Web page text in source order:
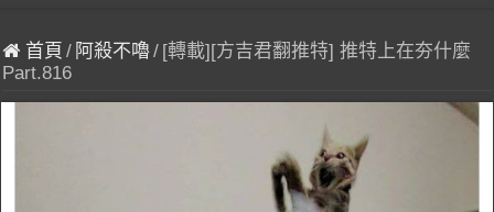
首頁 / 阿殺不嚕/ [轉載][方吉君翻推特] 推特上在夯什麼
Part.816